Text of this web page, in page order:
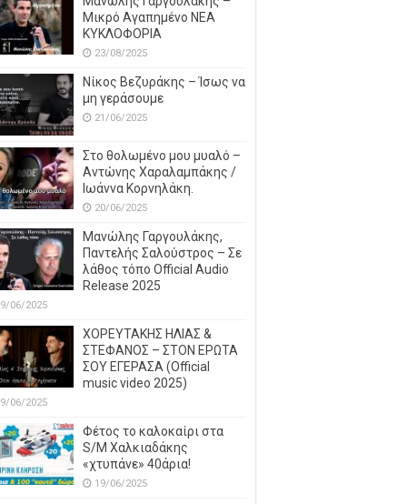
Μικρό Αγαπημένο NEΑ
ΚΥΚΛΟΦΟΡΙΑ
23/08/2025
Νίκος Βεζυράκης – Ίσως να
μη γεράσουμε
21/06/2025
Στο θολωμένο μου μυαλό –
Αντώνης Χαραλαμπάκης /
Ιωάννα Κορνηλάκη.
20/06/2025
Μανώλης Γαργουλάκης,
Παντελής Σαλούστρος – Σε
λάθος τόπο Official Audio
Release 2025
06/2025
ΧΟΡΕΥΤΑΚΗΣ ΗΛΙΑΣ &
ΣΤΕΦΑΝΟΣ – ΣΤΟΝ ΕΡΩΤΑ
ΣΟΥ ΕΓΕΡΑΣΑ (Official
music video 2025)
06/2025
Φέτος το καλοκαίρι στα
S/M Χαλκιαδάκης
«χτυπάνε» 40άρια!
19/06/2025